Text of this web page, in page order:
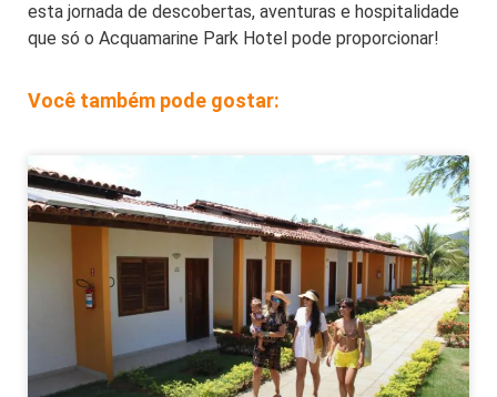
esta jornada de descobertas, aventuras e hospitalidade
que só o Acquamarine Park Hotel pode proporcionar!
Você também pode gostar: